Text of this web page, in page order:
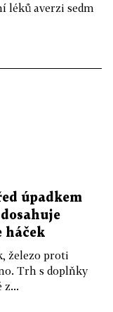
léků averzi sedm
úpadkem
háček
železo proti
Trh s doplňky
z...